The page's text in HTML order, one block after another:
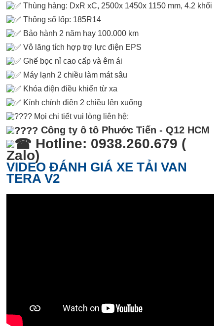
Thùng hàng: DxR xC, 2500x 1450x 1150 mm, 4.2 khối
Thông số lốp: 185R14
Bảo hành 2 năm hay 100.000 km
Vô lăng tích hợp trợ lực điện EPS
Ghế bọc nỉ cao cấp và êm ái
Máy lạnh 2 chiều làm mát sâu
Khóa điện điều khiển từ xa
Kính chỉnh điện 2 chiều lên xuống
Mọi chi tiết vui lòng liên hệ:
Công ty ô tô Phước Tiến - Q12 HCM
Hotline: 0938.260.679 (
Zalo)
VIDEO ĐÁNH GIÁ XE TẢI VAN
TERA V2